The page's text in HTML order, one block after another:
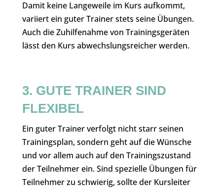
Damit keine Langeweile im Kurs aufkommt,
variiert ein guter Trainer stets seine Übungen.
Auch die Zuhilfenahme von Trainingsgeräten
lässt den Kurs abwechslungsreicher werden.
3. GUTE TRAINER SIND
FLEXIBEL
Ein guter Trainer verfolgt nicht starr seinen
Trainingsplan, sondern geht auf die Wünsche
und vor allem auch auf den Trainingszustand
der Teilnehmer ein. Sind spezielle Übungen für
Teilnehmer zu schwierig, sollte der Kursleiter